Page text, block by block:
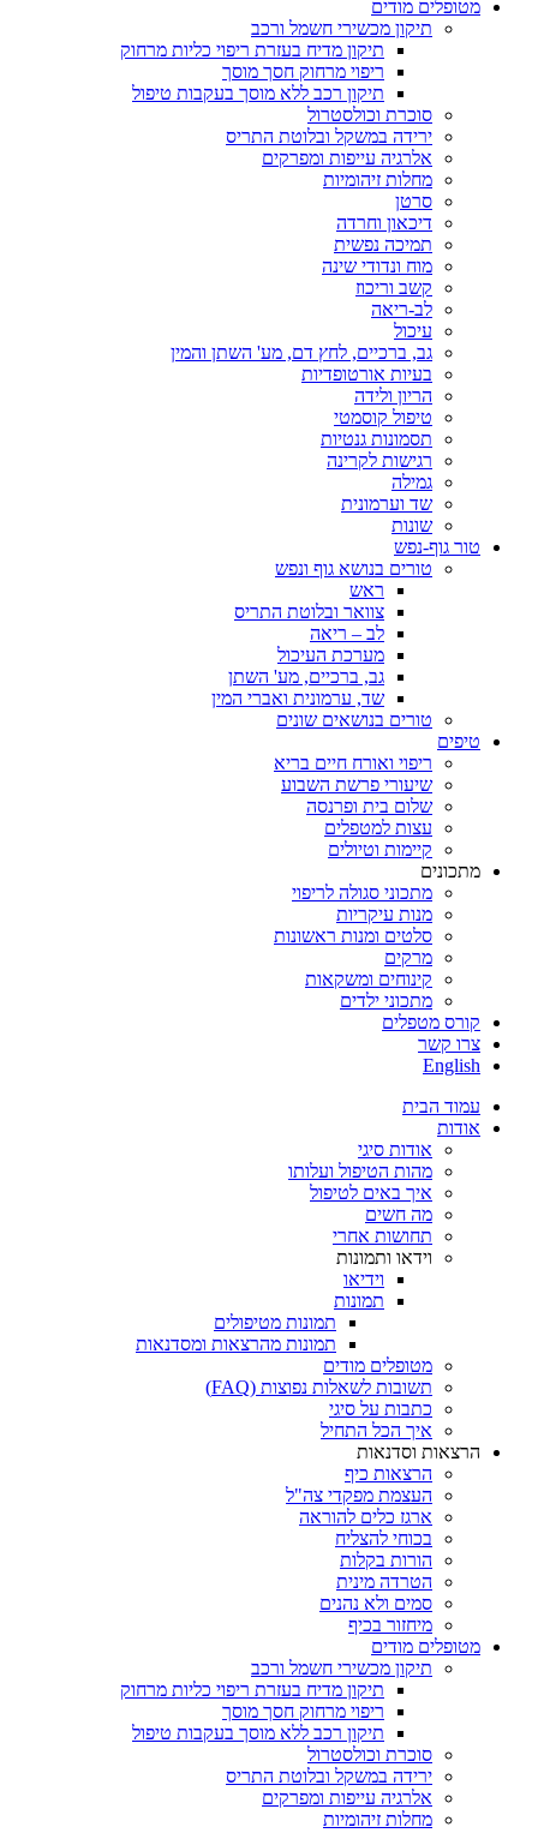
מטופלים מודים
תיקון מכשירי חשמל ורכב
תיקון מדיח בעזרת ריפוי כליות מרחוק
ריפוי מרחוק חסך מוסך
תיקון רכב ללא מוסך בעקבות טיפול
סוכרת וכולסטרול
ירידה במשקל ובלוטת התריס
אלרגיה עייפות ומפרקים
מחלות זיהומיות
סרטן
דיכאון וחרדה
תמיכה נפשית
מוח ונדודי שינה
קשב וריכוז
לב-ריאה
עיכול
גב, ברכיים, לחץ דם, מע' השתן והמין
בעיות אורטופדיות
הריון ולידה
טיפול קוסמטי
תסמונות גנטיות
רגישות לקרינה
גמילה
שד וערמונית
שונות
טור גוף-נפש
טורים בנושא גוף ונפש
ראש
צוואר ובלוטת התריס
לב – ריאה
מערכת העיכול
גב, ברכיים, מע' השתן
שד, ערמונית ואברי המין
טורים בנושאים שונים
טיפים
ריפוי ואורח חיים בריא
שיעורי פרשת השבוע
שלום בית ופרנסה
עצות למטפלים
קיימות וטיולים
מתכונים
מתכוני סגולה לריפוי
מנות עיקריות
סלטים ומנות ראשונות
מרקים
קינוחים ומשקאות
מתכוני ילדים
קורס מטפלים
צרו קשר
English
עמוד הבית
אודות
אודות סיגי
מהות הטיפול ועלותו
איך באים לטיפול
מה חשים
תחושות אחרי
וידאו ותמונות
וידיאו
תמונות
תמונות מטיפולים
תמונות מהרצאות ומסדנאות
מטופלים מודים
תשובות לשאלות נפוצות (FAQ)
כתבות על סיגי
איך הכל התחיל
הרצאות וסדנאות
הרצאות כיף
העצמת מפקדי צה"ל
ארגז כלים להוראה
בכוחי להצליח
הורות בקלות
הטרדה מינית
סמים ולא נהנים
מיחזור בכיף
מטופלים מודים
תיקון מכשירי חשמל ורכב
תיקון מדיח בעזרת ריפוי כליות מרחוק
ריפוי מרחוק חסך מוסך
תיקון רכב ללא מוסך בעקבות טיפול
סוכרת וכולסטרול
ירידה במשקל ובלוטת התריס
אלרגיה עייפות ומפרקים
מחלות זיהומיות